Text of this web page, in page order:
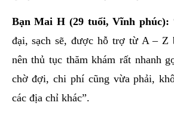
Bạn Mai H (29 tuổi, Vĩnh phúc):
đại, sạch sẽ, được hỗ trợ từ A – Z
nên thủ tục thăm khám rất nhanh
chờ đợi, chi phí cũng vừa phải,
các địa chỉ khác”.